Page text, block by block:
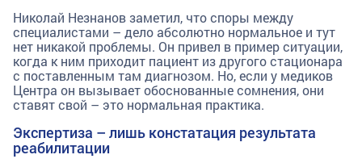
Николай Незнанов заметил, что споры между
специалистами – дело абсолютно нормальное и тут
нет никакой проблемы. Он привел в пример ситуации,
когда к ним приходит пациент из другого стационара
с поставленным там диагнозом. Но, если у медиков
Центра он вызывает обоснованные сомнения, они
ставят свой – это нормальная практика.
Экспертиза – лишь констатация результата
реабилитации